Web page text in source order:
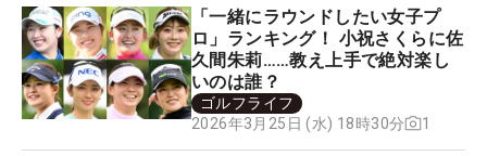
「一緒にラウンドしたい女子プ
ロ」ランキング！ 小祝さくらに佐
久間朱莉……教え上手で絶対楽し
いのは誰？
ゴルフライフ
2026年3月25日 (水) 18時30分
1